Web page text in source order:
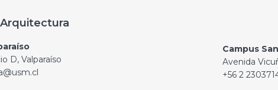
D, Valparaíso
Campus
Avenida
+56 2